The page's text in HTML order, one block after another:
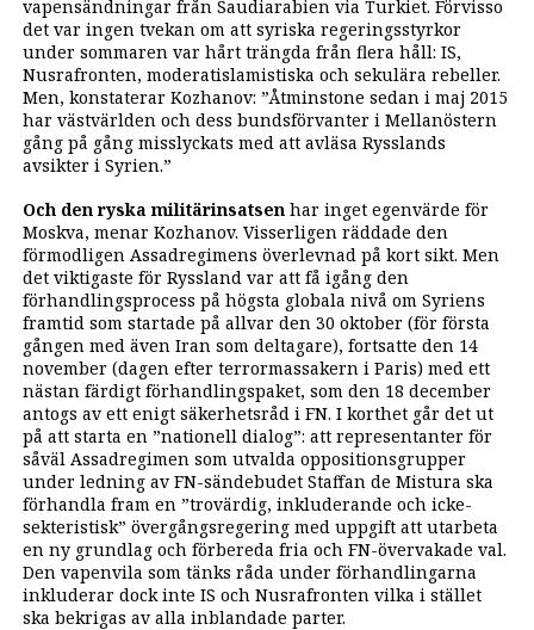
vapensändningar från Saudiarabien via Turkiet. Förvisso
det var ingen tvekan om att syriska regerings­styrkor
under sommaren var hårt trängda från flera håll: IS,
Nusrafronten, moderatislamistiska och sekulära rebeller.
Men, konstaterar Kozhanov: ”Åtminstone sedan i maj 2015
har västvärlden och dess bundsförvanter i Mellanöstern
gång på gång misslyckats med att avläsa Rysslands
avsikter i Syrien.”
Och den ryska militärinsatsenhar inget egenvärde för
Moskva, menar Kozhanov. Visserligen räddade den
förmodligen Assadregimens överlevnad på kort sikt. Men
det viktigaste för Ryssland var att få igång den
förhandlingsprocess på högsta globala nivå om Syriens
framtid som startade på allvar den 30 oktober (för första
gången med även Iran som deltagare), fortsatte den 14
november (dagen efter terrormassakern i Paris) med ett
nästan ­färdigt förhandlingspaket, som den 18 december
antogs av ett enigt säkerhetsråd i FN. I korthet går det ut
på att starta en ”nationell dialog”: att representanter för
såväl Assadregimen som utvalda oppositionsgrupper
under ledning av FN-sändebudet Staffan de Mistura ska
förhandla fram en ”trovärdig, inkluderande och icke-
sekteristisk” övergångsregering med uppgift att utarbeta
en ny grundlag och förbereda fria och FN-övervakade val.
Den vapenvila som tänks råda under förhandlingarna
inkluderar dock inte IS och Nusrafronten vilka i stället
ska bekrigas av alla inblandade parter.